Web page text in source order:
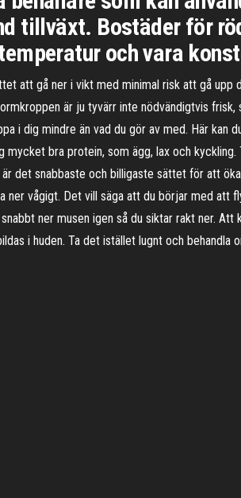
tillväxt. Bostäder för
och vara
att gå ner i vikt med minimal risk att gå upp
är ju tyvärr inte nödvändigtvis
i dig mindre än vad du gör av med. Här kan
bra protein, som ägg, lax och
det snabbaste och billigaste sättet för att
vågigt. Det vill säga att du börjar med att
ner musen igen så du siktar rakt ner.
i huden. Ta det istället lugnt och